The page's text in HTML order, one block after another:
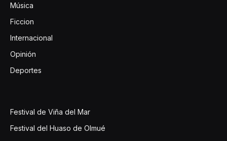
Música
Ficcion
Internacional
Opinión
Deportes
Festival de Viña del Mar
Festival del Huaso de Olmué